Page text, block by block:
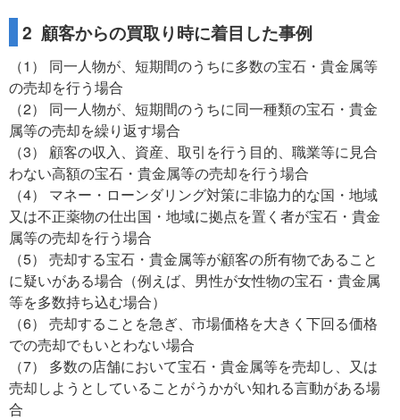
2 顧客からの買取り時に着目した事例
（1） 同一人物が、短期間のうちに多数の宝石・貴金属等
の売却を行う場合
（2） 同一人物が、短期間のうちに同一種類の宝石・貴金
属等の売却を繰り返す場合
（3） 顧客の収入、資産、取引を行う目的、職業等に見合
わない高額の宝石・貴金属等の売却を行う場合
（4） マネー・ローンダリング対策に非協力的な国・地域
又は不正薬物の仕出国・地域に拠点を置く者が宝石・貴金
属等の売却を行う場合
（5） 売却する宝石・貴金属等が顧客の所有物であること
に疑いがある場合（例えば、男性が女性物の宝石・貴金属
等を多数持ち込む場合）
（6） 売却することを急ぎ、市場価格を大きく下回る価格
での売却でもいとわない場合
（7） 多数の店舗において宝石・貴金属等を売却し、又は
売却しようとしていることがうかがい知れる言動がある場
合